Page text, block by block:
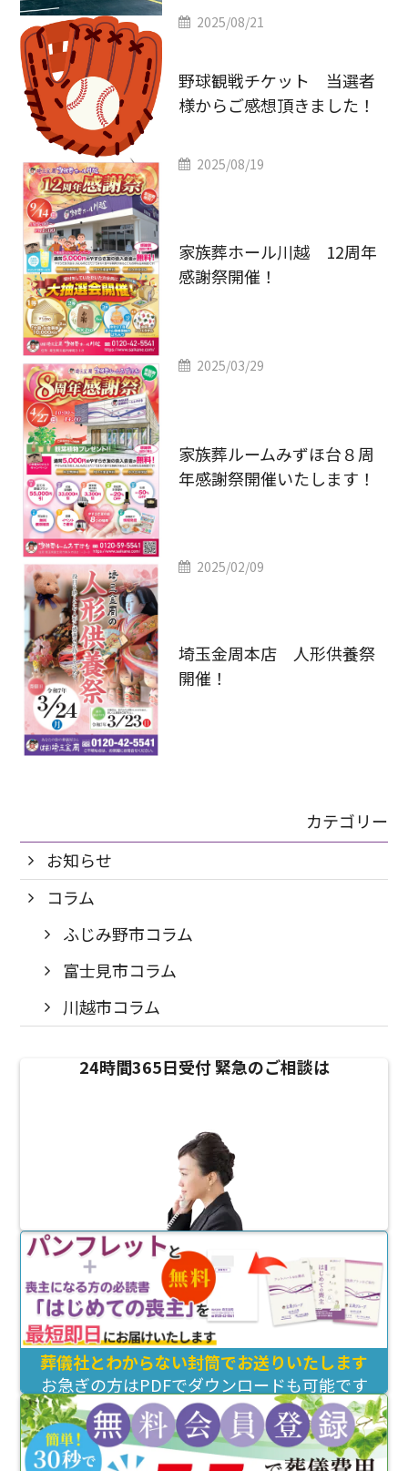
2025/08/21
野球観戦チケット 当選者
様からご感想頂きました！
2025/08/19
家族葬ホール川越 12周年
感謝祭開催！
2025/03/29
家族葬ルームみずほ台８周
年感謝祭開催いたします！
2025/02/09
埼玉金周本店 人形供養祭
開催！
カテゴリー
お知らせ
コラム
ふじみ野市コラム
富士見市コラム
川越市コラム
24時間365日受付緊急のご相談は
葬儀社とわからない封筒でお送りいたします
お急ぎの方はPDFでダウンロードも可能です